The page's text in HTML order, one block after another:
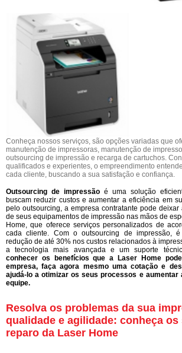
Conheça nossos serviços, são opções variadas que
manutenção de impressoras, manutenção de
outsourcing de impressão e recarga de cartuchos.
qualificados e experientes, o empreendimento
cada cliente, buscando a sua satisfação e confiança.
Outsourcing de impressão é uma solução
buscam reduzir custos e aumentar a eficiência em
pelo outsourcing, a empresa contratante pode
de seus equipamentos de impressão nas mãos de
Home, que oferece serviços personalizados de
cada cliente. Com o outsourcing de impressão,
redução de até 30% nos custos relacionados à
a tecnologia mais avançada e um suporte
conhecer os benefícios que a Laser Home
empresa, faça agora mesmo uma cotação e
ajudá-lo a otimizar os seus processos e aumentar
equipe.
Resolva os problemas da sua
qualidade e agilidade: conheça
reparo da Laser Home